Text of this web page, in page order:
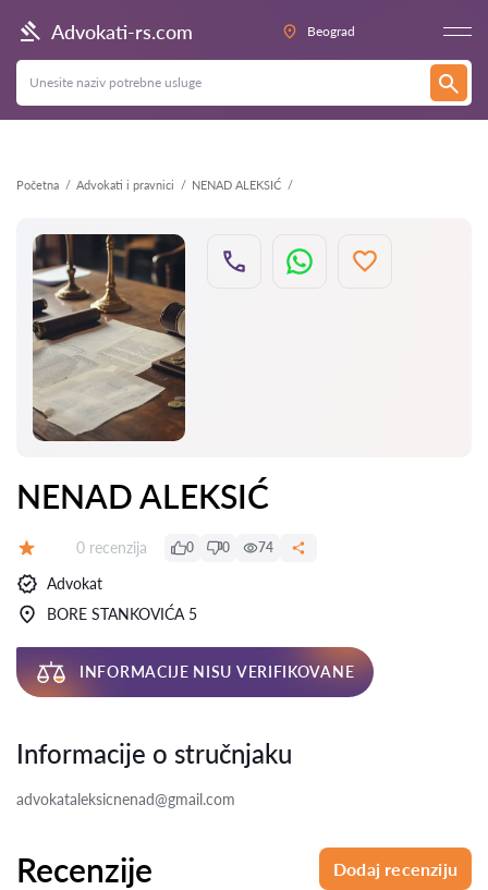
Advokati-rs.com Beograd
Početna Advokati i pravnici NENAD ALEKSIĆ
Nazad
NENAD ALEKSIĆ
Recenzija:
0 recenzija 0 0 74
Advokat
BORE STANKOVIĆA 5
INFORMACIJE NISU VERIFIKOVANE
Informacije o stručnjaku
advokataleksicnenad@gmail.com
Recenzije Dodaj recenziju